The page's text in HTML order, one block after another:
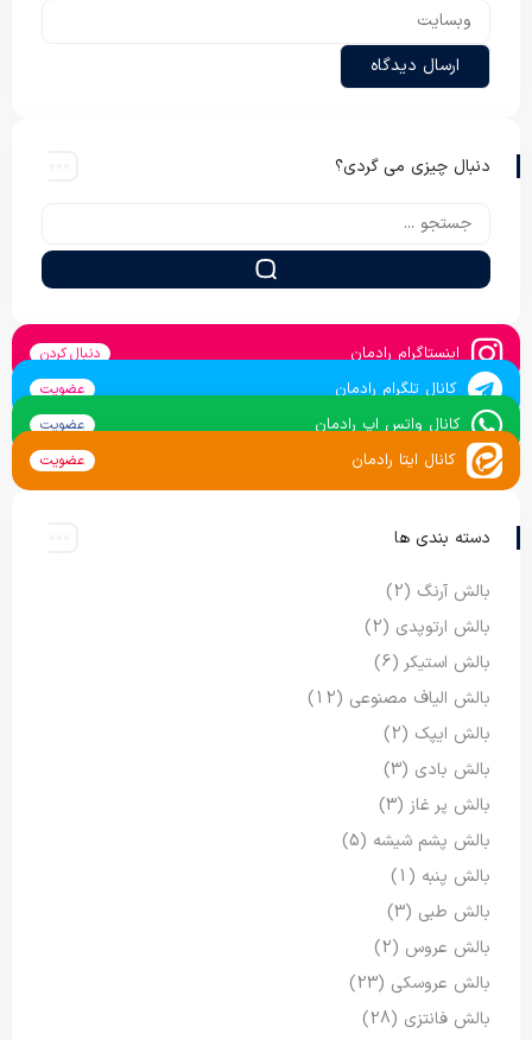
دنبال چیزی می گردی؟
اینستاگرام رادمان دنبال کردن
کانال تلگرام رادمان عضویت
کانال واتس اپ رادمان عضویت
کانال ایتا رادمان عضویت
دسته بندی ها
بالش آرنگ (2)
بالش ارتوپدی (2)
بالش استیکر (6)
بالش الیاف مصنوعی (12)
بالش ایپک (2)
بالش بادی (3)
بالش پر غاز (3)
بالش پشم شیشه (5)
بالش پنبه (1)
بالش طبی (3)
بالش عروس (2)
بالش عروسکی (23)
بالش فانتزی (28)